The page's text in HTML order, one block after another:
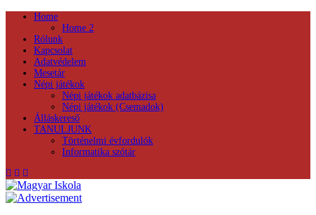
Home
Home 2
Rólunk
Kapcsolat
Adatvédelem
Mesetár
Népi játékok
Népi játékok adatbázisa
Népi játékok (Csemadok)
Álláskereső
TANULJUNK
Történelmi évfordulók
Informatika szótár